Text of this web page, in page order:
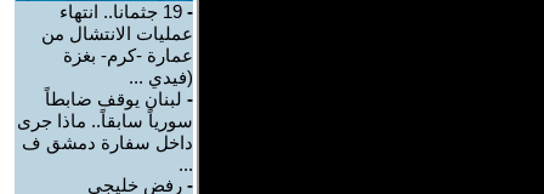
-
19 جثمانا.. انتهاء
عمليات الانتشال من
عمارة -كرم- بغزة
(فيدي ...
- لبنان يوقف ضابطاً
سورياً سابقاً.. ماذا جرى
داخل سفارة دمشق ف
...
- رفض خليجي